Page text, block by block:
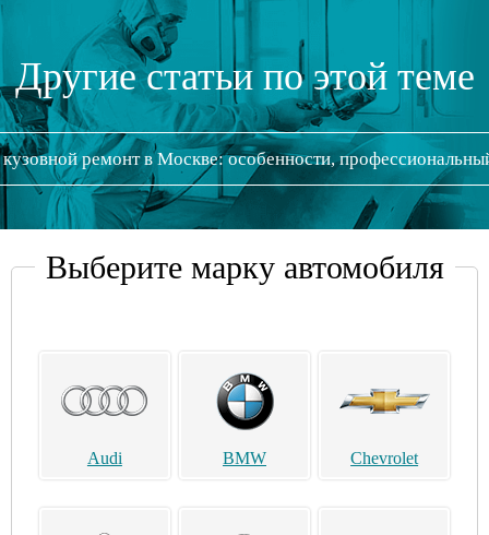
Другие статьи по этой теме
ремонт в Москве: особенности,
Выберите марку автомобиля
Audi BMW Chevrolet